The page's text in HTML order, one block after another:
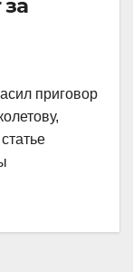
приговор